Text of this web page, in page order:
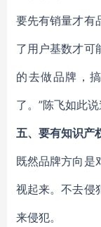
要先有销量才有
了用户基数才可
的去做品牌，
了。”陈飞如此说
五、要有知识产
既然品牌方向是
视起来。不去侵
来侵犯。